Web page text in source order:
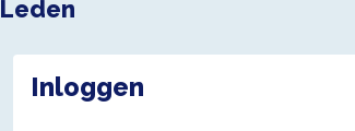
Leden
Inloggen